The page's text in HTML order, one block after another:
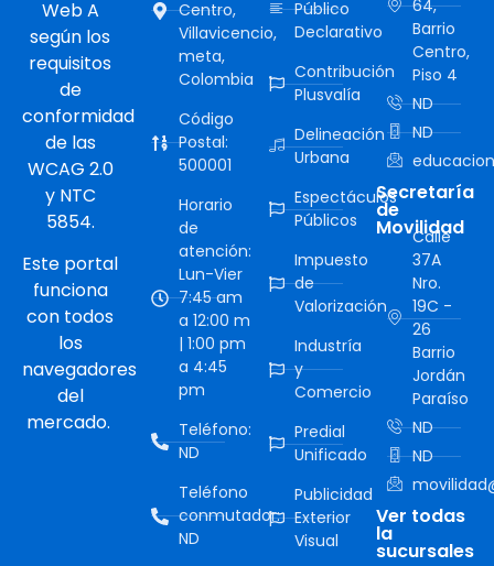
Web A
según los
requisitos
de
conformidad
de las
WCAG 2.0
y NTC
5854.
Este portal
funciona
con todos
los
navegadores
del
mercado.
Centro,
Villavicencio,
meta,
Colombia
Código
Postal:
500001
Horario
de
atención:
Lun-Vier
7:45 am
a 12:00 m
| 1:00 pm
a 4:45
pm
Teléfono:
ND
Teléfono
conmutador:
ND
Público
Declarativo
Contribución
Plusvalía
Delineación
Urbana
Espectáculos
Públicos
Impuesto
de
Valorización
Industría
y
Comercio
Predial
Unificado
Publicidad
Exterior
Visual
64,
Barrio
Centro,
Piso 4
ND
ND
Secretaría
de
Movilidad
Calle
37A
Nro.
19C -
26
Barrio
Jordán
Paraíso
ND
ND
Ver todas
la
sucursales